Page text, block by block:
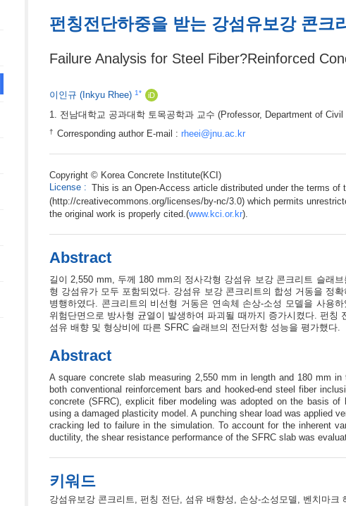
펀칭전단하중을 받는 강섬유보강 콘크
Failure Analysis for Steel Fiber?Reinforced
이인규 (Inkyu Rhee) 1* iD
전남대학교 공과대학 토목공학과 교수 (Professor, Department of
† Corresponding author E-mail : rheei@jnu.ac.kr
Copyright © Korea Concrete Institute(KCI)
License : This is an Open-Access article distributed under the terms
(http://creativecommons.org/licenses/by-nc/3.0) which permits
the original work is properly cited.(www.kci.or.kr).
Abstract
길이 2,550 mm, 두께 180 mm의 정사각형 강섬유 보강 콘크리트 슬래
형 강섬유가 모두 포함되었다. 강섬유 보강 콘크리트의 합성 거동을 정
병행하였다. 콘크리트의 비선형 거동은 연속체 손상-소성 모델을 사용
위험단면으로 방사형 균열이 발생하여 파괴될 때까지 증가시켰다. 펀
섬유 배향 및 형상비에 따른 SFRC 슬래브의 전단저항 성능을 평가했다.
Abstract
A square concrete slab measuring 2,550 mm in length and 180 mm
both conventional reinforcement bars and hooked-end steel fiber
concrete (SFRC), explicit fiber modeling was adopted on the basis
using a damaged plasticity model. A punching shear load was applied
cracking led to failure in the simulation. To account for the inherent
ductility, the shear resistance performance of the SFRC slab was
키워드
강섬유보강 콘크리트, 펀칭 전단, 섬유 배향성, 손상-소성모델, 벤치마크